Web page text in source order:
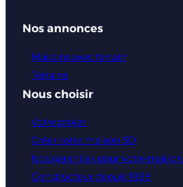
Nos annonces
Maisons avec terrain
Terrains
Nous choisir
Votre projet
Créer votre maison 3D
Nos garanties pour votre maison
Constructeur depuis 1988